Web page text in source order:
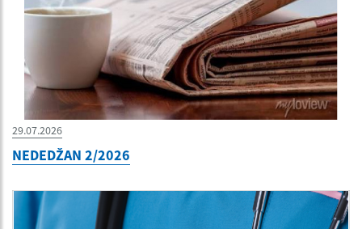
29.07.2026
NEDEDŽAN 2/2026